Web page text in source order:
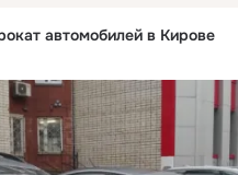
автомобилей в Кирове